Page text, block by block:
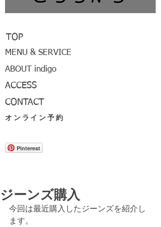
TOP
MENU & SERVICE
ABOUT indigo
ACCESS
CONTACT
オンライン予約
Pinterest
ジーンズ購入
今回は最近購入したジーンズを紹介し
ます。